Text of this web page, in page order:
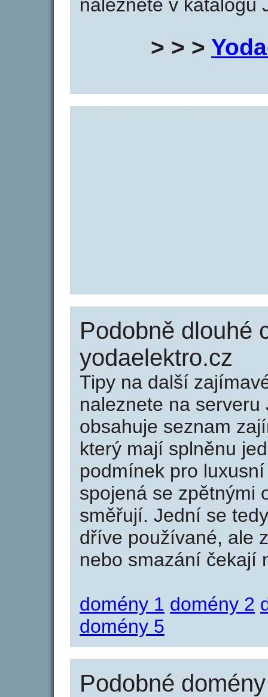
naleznete v katalogu
> > >
Podobně dlouhé
yodaelektro.cz
Tipy na další
naleznete na serveru
obsahuje seznam
který mají splněnu
podmínek pro
spojená se zpětnými
směřují. Jední se
dříve používané, ale
nebo smazání čekají
domény 1 domény 2
domény 5
Podobné